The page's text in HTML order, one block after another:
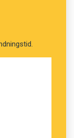
hjärnan